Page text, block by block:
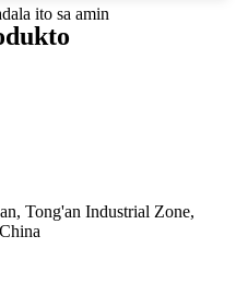
ito sa amin
Tong'an Industrial Zone,